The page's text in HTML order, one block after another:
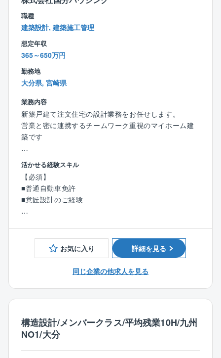
■3年後に東証マザーズ上場を目指しプロジェクト始動
中です！
職種
建築設計, 建築施工管理
想定年収
365～650万円
勤務地
大分県, 宮崎県
業務内容
新築戸建て注文住宅の設計業務をお任せします。
営業と密に連携するチームワーク重視のマイホーム建
築です
【具体的には】
まずは経験・スキルを活かせる業務からスタート。
徐々に仕事の幅と活躍のフィールドを広げます。
■建築予定地の敷地調査
■間取り、デザイン、仕様などのプランニング
■営業やお客様と打ち合わせを行いながらの基本設計
■プラン確定を受けて詳細設計
〈ここがポイント！〉
時間以下とオンとオフのめりはりをつけて
の1つもこの「働きやすさ」。
あなたが今ご活躍中の職場環境でもし、ワークライフ
バランスの実現が十分でないなら
ぜひ、同社であなたの設計・施工管理経験を活かして
活かせる経験スキル
【必須】
■普通自動車免許
■意匠設計のご経験
お気に入り
詳細を見る
同じ企業の他求人を見る
構造設計/メンバークラス/平均残業10H/九州
NO1/大分